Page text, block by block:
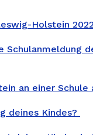
Holstein
an einer
deines Kindes?